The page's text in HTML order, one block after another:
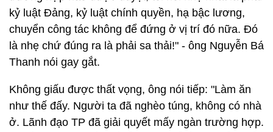
kỷ luật Đảng, kỷ luật chính quyền, hạ bậc lương,
chuyển công tác không để đứng ở vị trí đó nữa. Đó
là nhẹ chứ đúng ra là phải sa thải!" - ông Nguyễn Bá
Thanh nói gay gắt.
Không giấu được thất vọng, ông nói tiếp: "Làm ăn
như thế đấy. Người ta đã nghèo túng, không có nhà
ở. Lãnh đạo TP đã giải quyết mấy ngàn trường hợp.